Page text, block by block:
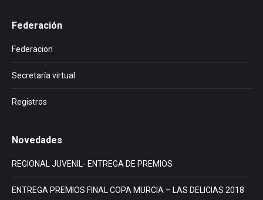
Federación
Federacion
Secretaría virtual
Registros
Novedades
REGIONAL JUVENIL- ENTREGA DE PREMIOS
ENTREGA PREMIOS FINAL COPA MURCIA – LAS DELICIAS 2018